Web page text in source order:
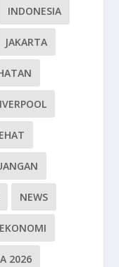
INDONESIA
JAKARTA
NEWS
2026